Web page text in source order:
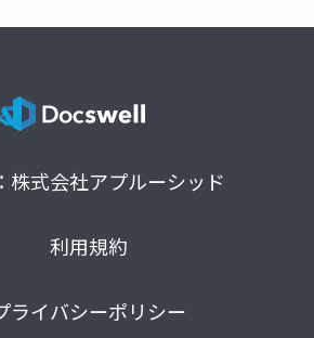
株式会社アプルーシッド
利用規約
ライバシーポリシー